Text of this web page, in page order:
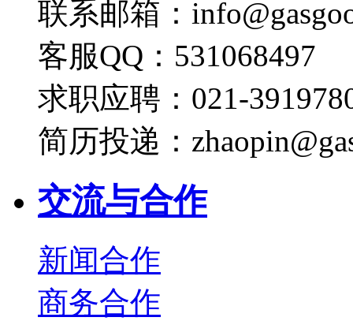
联系邮箱：
客服QQ：531068497
求职应聘：021-
简历投递：
交流与合作
新闻合作
商务合作